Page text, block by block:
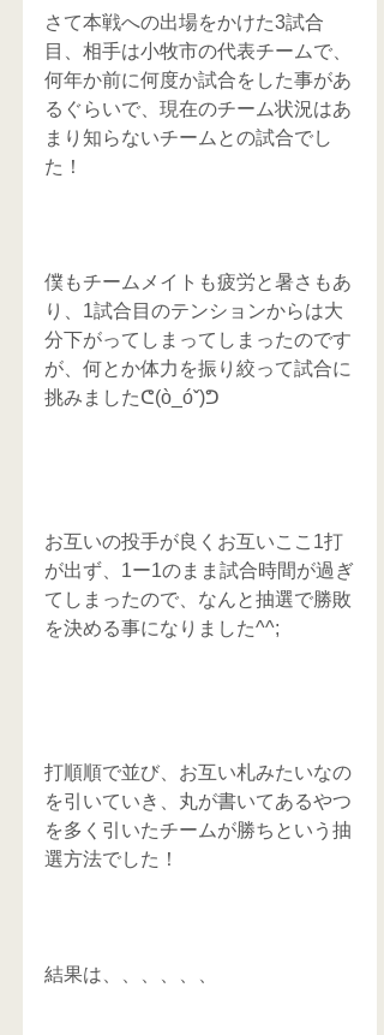
さて本戦への出場をかけた3試合
目、相手は小牧市の代表チームで、
何年か前に何度か試合をした事があ
るぐらいで、現在のチーム状況はあ
まり知らないチームとの試合でし
た！
僕もチームメイトも疲労と暑さもあ
り、1試合目のテンションからは大
分下がってしまってしまったのです
が、何とか体力を振り絞って試合に
挑みましたᕦ(ò_óˇ)ᕤ
お互いの投手が良くお互いここ1打
が出ず、1ー1のまま試合時間が過ぎ
てしまったので、なんと抽選で勝敗
を決める事になりました^^;
打順順で並び、お互い札みたいなの
を引いていき、丸が書いてあるやつ
を多く引いたチームが勝ちという抽
選方法でした！
結果は、、、、、、